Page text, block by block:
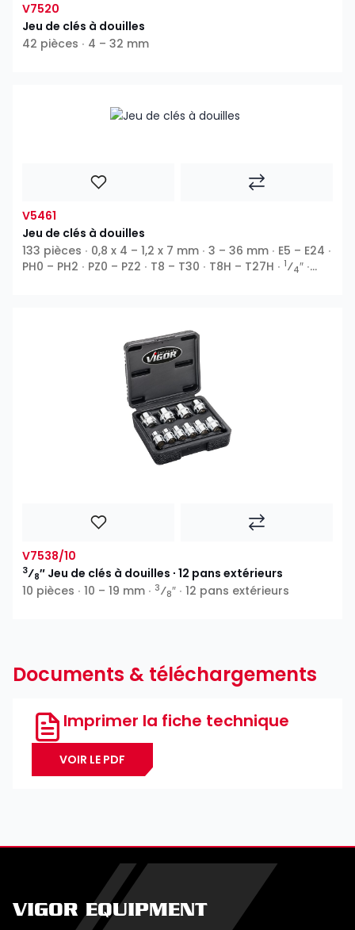
V7520
Jeu de clés à douilles
42 pièces ∙ 4 – 32 mm
V5461
Jeu de clés à douilles
133 pièces ∙ 0,8 x 4 – 1,2 x 7 mm ∙ 3 – 36 mm ∙ E5 – E24 ∙
PH0 – PH2 ∙ PZ0 – PZ2 ∙ T8 – T30 ∙ T8H – T27H ∙ 1⁄4″ ∙
V7538/10
3⁄8″ Jeu de clés à douilles ∙ 12 pans extérieurs
10 pièces ∙ 10 – 19 mm ∙ 3⁄8″ ∙ 12 pans extérieurs
Documents & téléchargements
Imprimer la fiche technique
VOIR LE PDF
VIGOR EQUIPMENT